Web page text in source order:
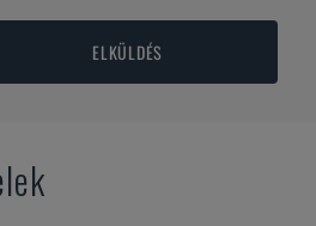
ELKÜLDÉS